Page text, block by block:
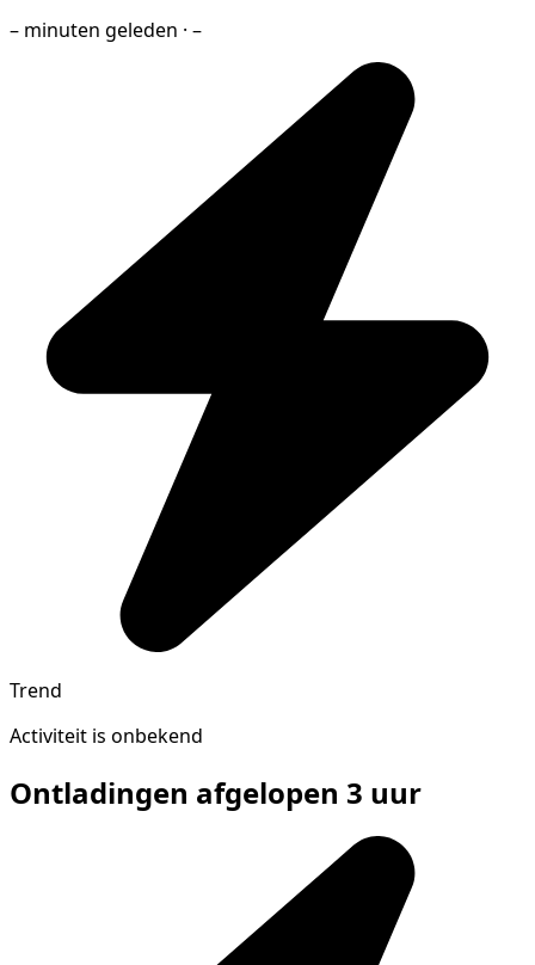
– minuten geleden · –
Trend
Activiteit is onbekend
Ontladingen afgelopen 3 uur